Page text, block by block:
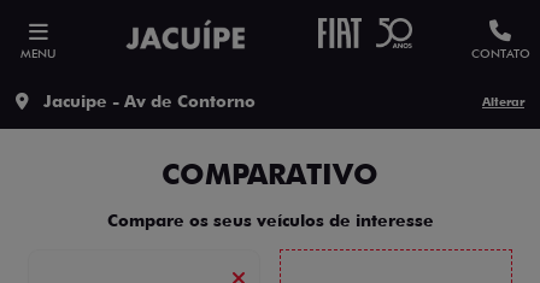
MENU CONTATO
Jacuipe - Av de Contorno Alterar
COMPARATIVO
Compare os seus veículos de interesse